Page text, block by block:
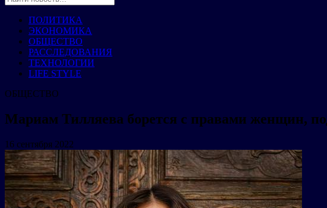
ПОЛИТИКА
ЭКОНОМИКА
ОБЩЕСТВО
РАССЛЕДОВАНИЯ
ТЕХНОЛОГИИ
LIFE STYLE
ОБЩЕСТВО
Мариам Тилляева борется с правами женщин,
16 сентября 2022